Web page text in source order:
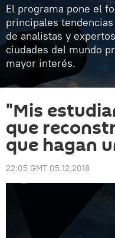
El programa pone el
principales
de analistas y
ciudades del mundo
mayor interés.
"Mis
que
que hagan
22:05 GMT 05.12.2018